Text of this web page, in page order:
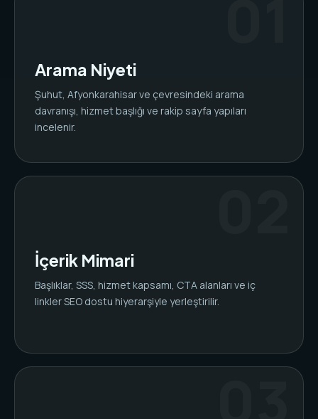
Arama Niyeti
Şuhut, Afyonkarahisar ve çevresindeki arama
davranışı, hizmet başlığı ve rakip sayfa yapıları
incelenir.
İçerik Mimari
Başlıklar, SSS, hizmet kapsamı, CTA alanları ve iç
linkler SEO dostu hiyerarşiyle yerleştirilir.